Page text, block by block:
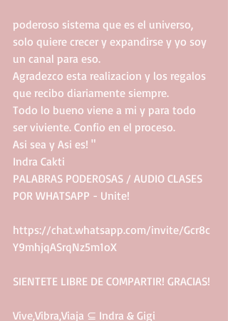
poderoso sistema que es el universo,
solo quiere crecer y expandirse y yo soy
un canal para eso.
Agradezco esta realizacion y los regalos
que recibo diariamente siempre.
Todo lo bueno viene a mi y para todo
ser viviente. Confio en el proceso.
Asi sea y Asi es! "
Indra Cakti
PALABRAS PODEROSAS / AUDIO CLASES
POR WHATSAPP - Unite!
https://chat.whatsapp.com/invite/Gcr8c
Y9mhjqASrqNz5m1oX
SIENTETE LIBRE DE COMPARTIR! GRACIAS!
Vive,Vibra,Viaja ⊆ Indra & Gigi